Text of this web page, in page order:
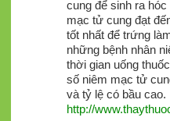
cung để sinh ra
mạc tử cung đạt
tốt nhất để trứng
những bệnh nhân
thời gian uống
số niêm mạc tử
và tỷ lệ có bầu cao.
http://